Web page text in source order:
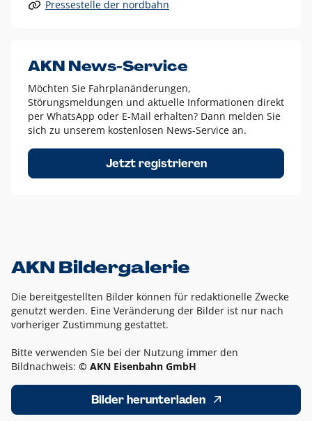
Alle anderen Logo-Varianten dürfen nur in Ausnahmefällen
Diese Ausnahmen sind zum Beispiel:
dem AKN Blau,
weißes Logo auf Fotohintergründen,
schwarzes Logo für reine Schwarz-Weiß-Umsetzungen
Um das Logo herum muss ein Schutzraum von jeweils einer
Höhe bzw. Breite des N aus AKN in alle Richtungen
Pressestelle der nordbahn
AKN News-Service
Möchten Sie Fahrplanänderungen,
Störungsmeldungen und aktuelle Informationen direkt
per WhatsApp oder E-Mail erhalten? Dann melden Sie
sich zu unserem kostenlosen News-Service an.
Jetzt registrieren
AKN Bildergalerie
Die bereitgestellten Bilder können für redaktionelle Zwecke
genutzt werden. Eine Veränderung der Bilder ist nur nach
vorheriger Zustimmung gestattet.
Bitte verwenden Sie bei der Nutzung immer den
Bildnachweis: © AKN Eisenbahn GmbH
Bilder herunterladen